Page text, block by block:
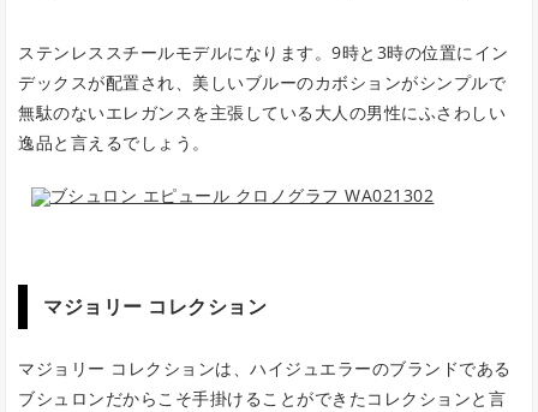
ステンレススチールモデルになります。9時と3時の位置にイン
デックスが配置され、美しいブルーのカボションがシンプルで
無駄のないエレガンスを主張している大人の男性にふさわしい
逸品と言えるでしょう。
マジョリー コレクション
マジョリー コレクションは、ハイジュエラーのブランドである
ブシュロンだからこそ手掛けることができたコレクションと言